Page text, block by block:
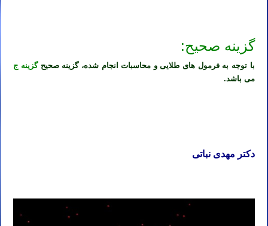
گزینه صحیح:
با توجه به فرمول های طلایی و محاسبات انجام شده، گزینه صحیحگزینه ج
می باشد.
دکتر مهدی نباتی